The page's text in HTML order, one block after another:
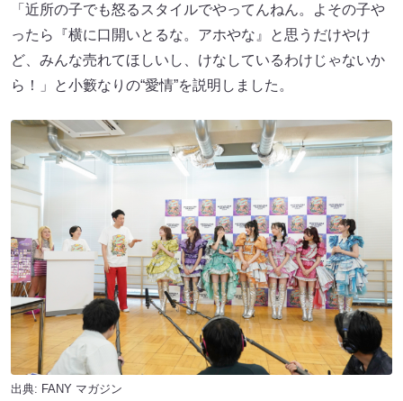
「近所の子でも怒るスタイルでやってんねん。よその子や
ったら『横に口開いとるな。アホやな』と思うだけやけ
ど、みんな売れてほしいし、けなしているわけじゃないか
ら！」と小籔なりの“愛情”を説明しました。
出典: FANY マガジン